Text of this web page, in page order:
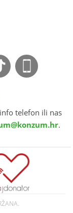
telefon ili nas
.